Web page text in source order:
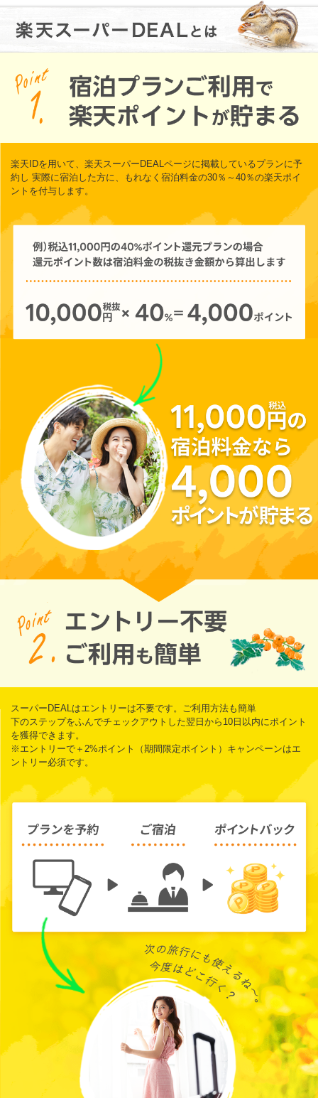
楽天IDを用いて、楽天スーパーDEALページに掲載しているプランに予
約し 実際に宿泊した方に、もれなく宿泊料金の30％～40％の楽天ポイ
ントを付与します。
スーパーDEALはエントリーは不要です。ご利用方法も簡単
下のステップをふんでチェックアウトした翌日から10日以内にポイント
を獲得できます。
※エントリーで＋2%ポイント（期間限定ポイント）キャンペーンはエ
ントリー必須です。